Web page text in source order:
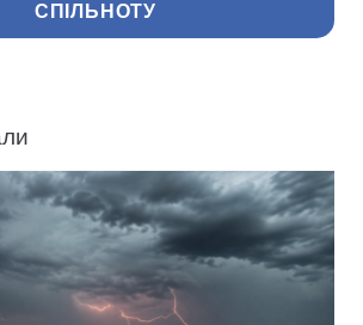
СПІЛЬНОТУ